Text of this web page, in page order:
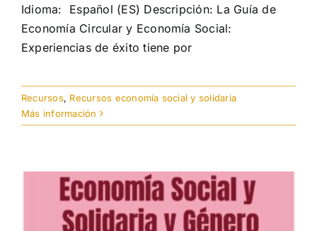
Idioma: Español (ES) Descripción: La Guía de
Economía Circular y Economía Social:
Experiencias de éxito tiene por
Recursos, Recursos economía social y solidaria
Más información